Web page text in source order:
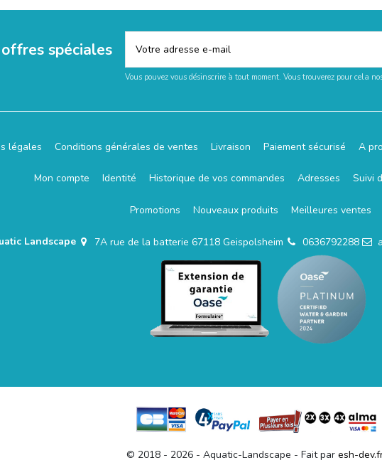
spéciales
Vous pouvez vous désinscrire à tout moment. Vous trouverez pour cela
légales Conditions générales de ventes Livraison Paiement sécurisé A
Mon compte Identité Historique de vos commandes Adresses Suivi
Promotions Nouveaux produits Meilleures ventes
Landscape 7A rue de la batterie 67118 Geispolsheim 0636792288
© 2018 - 2026 - Aquatic-Landscape - Fait par esh-